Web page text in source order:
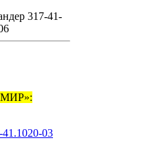
317-41-
03